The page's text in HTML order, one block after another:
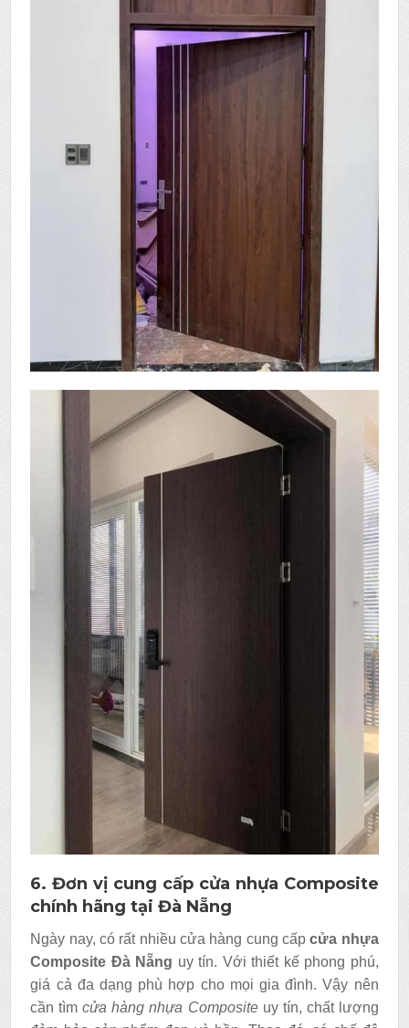
6. Đơn vị cung cấp cửa nhựa Composite
chính hãng tại Đà Nẵng
Ngày nay, có rất nhiều cửa hàng cung cấpcửa nhựa
Composite Đà Nẵng uy tín. Với thiết kế phong phú,
giá cả đa dạng phù hợp cho mọi gia đình. Vậy nên
cần tìmcửa hàng nhựa Compositeuy tín, chất lượng